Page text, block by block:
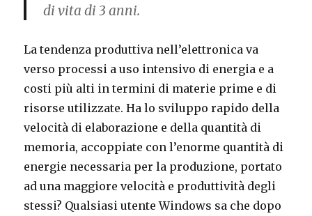
di vita di 3 anni.
La tendenza produttiva nell’elettronica va
verso processi a uso intensivo di energia e a
costi più alti in termini di materie prime e di
risorse utilizzate. Ha lo sviluppo rapido della
velocità di elaborazione e della quantità di
memoria, accoppiate con l’enorme quantità di
energie necessaria per la produzione, portato
ad una maggiore velocità e produttività degli
stessi? Qualsiasi utente Windows sa che dopo